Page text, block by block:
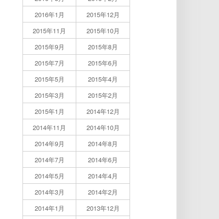
2016年1月
2015年12月
2015年11月
2015年10月
2015年9月
2015年8月
2015年7月
2015年6月
2015年5月
2015年4月
2015年3月
2015年2月
2015年1月
2014年12月
2014年11月
2014年10月
2014年9月
2014年8月
2014年7月
2014年6月
2014年5月
2014年4月
2014年3月
2014年2月
2014年1月
2013年12月